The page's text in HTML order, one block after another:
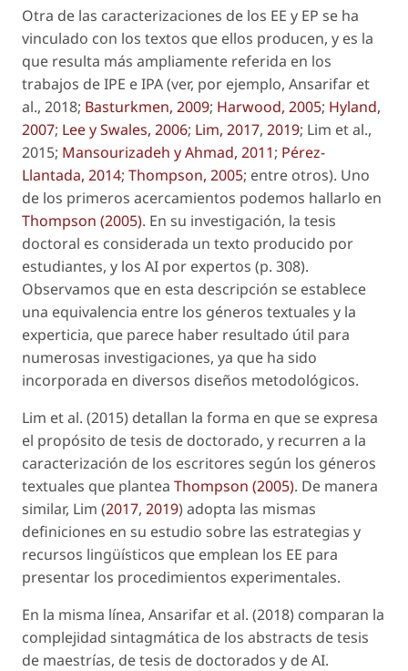
Otra de las caracterizaciones de los EE y EP se ha
vinculado con los textos que ellos producen, y es la
que resulta más ampliamente referida en los
trabajos de IPE e IPA (ver, por ejemplo, Ansarifar et
al., 2018; Basturkmen, 2009; Harwood, 2005; Hyland,
2007; Lee y Swales, 2006; Lim, 2017, 2019; Lim et al.,
2015; Mansourizadeh y Ahmad, 2011; Pérez-
Llantada, 2014; Thompson, 2005; entre otros). Uno
de los primeros acercamientos podemos hallarlo en
Thompson (2005). En su investigación, la tesis
doctoral es considerada un texto producido por
estudiantes, y los AI por expertos (p. 308).
Observamos que en esta descripción se establece
una equivalencia entre los géneros textuales y la
experticia, que parece haber resultado útil para
numerosas investigaciones, ya que ha sido
incorporada en diversos diseños metodológicos.
Lim et al. (2015) detallan la forma en que se expresa
el propósito de tesis de doctorado, y recurren a la
caracterización de los escritores según los géneros
textuales que plantea Thompson (2005). De manera
similar, Lim (2017, 2019) adopta las mismas
definiciones en su estudio sobre las estrategias y
recursos lingüísticos que emplean los EE para
presentar los procedimientos experimentales.
En la misma línea, Ansarifar et al. (2018) comparan la
complejidad sintagmática de los abstracts de tesis
de maestrías, de tesis de doctorados y de AI.